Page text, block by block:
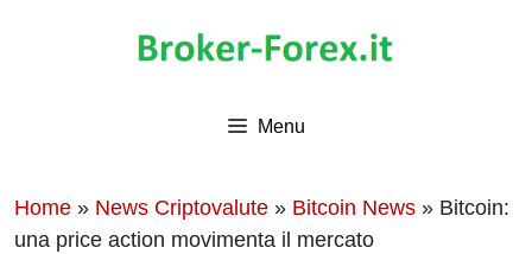
Menu
Home » News Criptovalute » Bitcoin News » Bitcoin:
una price action movimenta il mercato